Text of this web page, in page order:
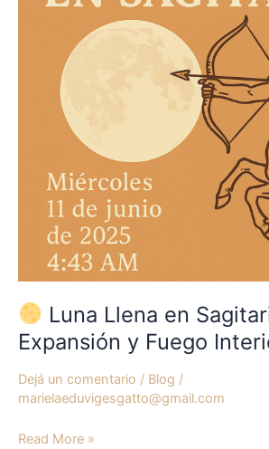
Luna Llena en
Expansión y Fuego
Dejá un comentario / Blog /
marielaeduvigesgatto@gmail.com
Sagitario:
Expansión
Read More »